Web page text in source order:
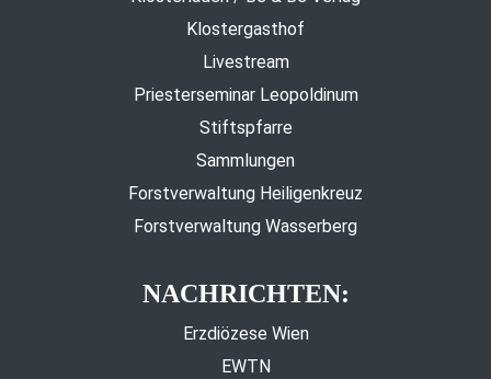
Klostergasthof
Livestream
Priesterseminar Leopoldinum
Stiftspfarre
Sammlungen
Forstverwaltung Heiligenkreuz
Forstverwaltung Wasserberg
NACHRICHTEN:
Erzdiözese Wien
EWTN